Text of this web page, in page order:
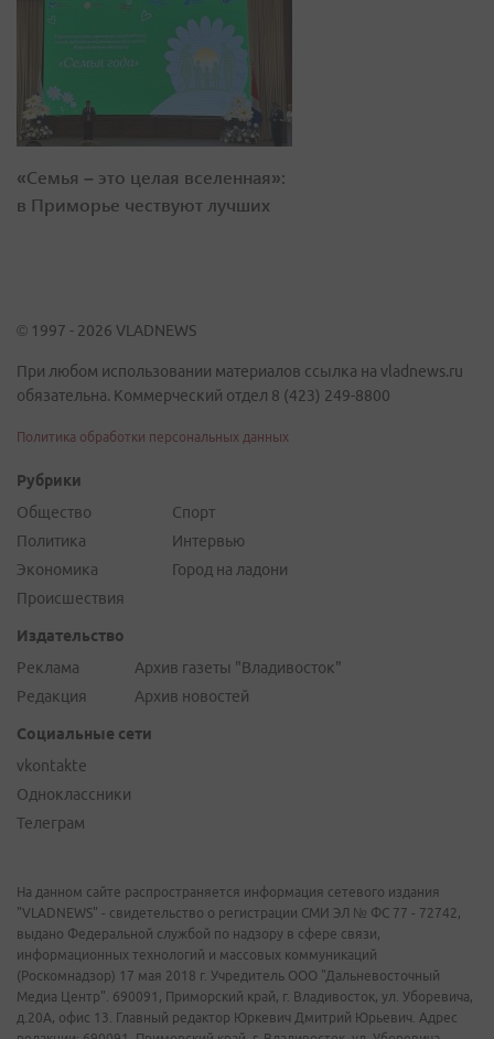
«Семья – это целая вселенная»:
в Приморье чествуют лучших
© 1997 - 2026 VLADNEWS
При любом использовании материалов ссылка на vladnews.ru
обязательна. Коммерческий отдел 8 (423) 249-8800
Политика обработки персональных данных
Рубрики
Общество
Политика
Экономика
Происшествия
Спорт
Интервью
Город на ладони
Издательство
Реклама
Редакция
Архив газеты "Владивосток"
Архив новостей
Социальные сети
vkontakte
Одноклассники
Телеграм
На данном сайте распространяется информация сетевого издания
"VLADNEWS" - свидетельство о регистрации СМИ ЭЛ № ФС 77 - 72742,
выдано Федеральной службой по надзору в сфере связи,
информационных технологий и массовых коммуникаций
(Роскомнадзор) 17 мая 2018 г. Учредитель ООО "Дальневосточный
Медиа Центр". 690091, Приморский край, г. Владивосток, ул. Уборевича,
д.20А, офис 13. Главный редактор Юркевич Дмитрий Юрьевич. Адрес